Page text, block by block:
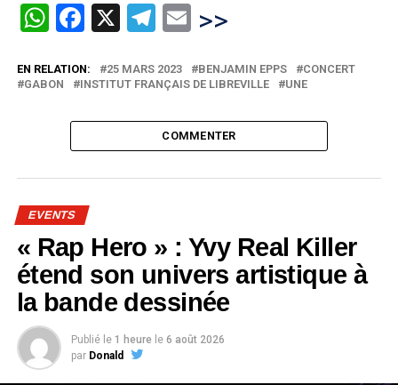
WhatsApp
Facebook
X Telegram
Email
>>
EN RELATION: 25 MARS 2023 BENJAMIN EPPS
CONCERT
GABON
INSTITUT FRANÇAIS DE LIBREVILLE UNE
COMMENTER
EVENTS
« Rap Hero » : Yvy Real Killer
étend son univers artistique à
la bande dessinée
Publié le 1 heure le 6 août 2026
par Donald